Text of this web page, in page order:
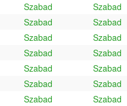
Szabad Szabad
Szabad Szabad
Szabad Szabad
Szabad Szabad
Szabad Szabad
Szabad Szabad
Szabad Szabad